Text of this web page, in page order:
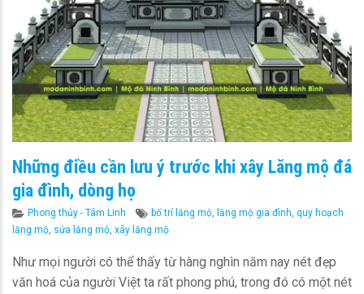
Những điều cần lưu ý trước khi xây Lăng mộ đá
gia đình, dòng họ
Categories
Phong thủy - Tâm Linh Tags
bố trí lăng mộ, lăng mộ gia đình, quy hoạch
lăng mộ, sửa lăng mộ, xây lăng mộ
Như mọi người có thể thấy từ hàng nghìn năm nay nét đẹp
văn hoá của người Việt ta rất phong phú, trong đó có một nét